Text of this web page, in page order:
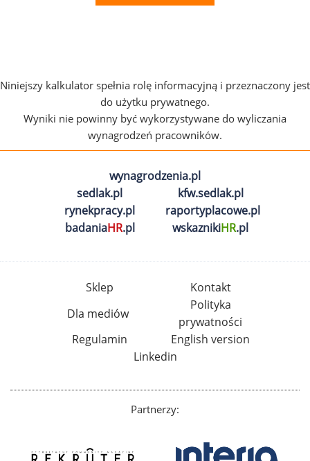
Niniejszy kalkulator spełnia rolę informacyjną i przeznaczony jest
do użytku prywatnego.
Wyniki nie powinny być wykorzystywane do wyliczania
wynagrodzeń pracowników.
wynagrodzenia.pl
sedlak.pl
kfw.sedlak.pl
rynekpracy.pl
raportyplacowe.pl
badaniaHR.pl wskaznikiHR.pl
Sklep
Kontakt
Dla mediów
Polityka
prywatności
Regulamin
English version
Linkedin
Partnerzy: